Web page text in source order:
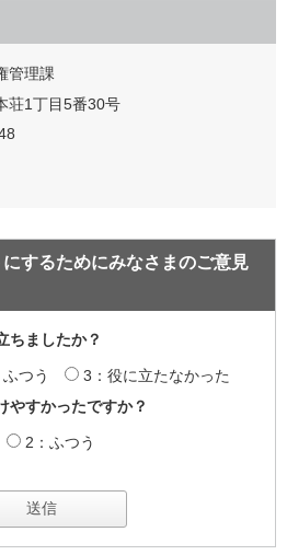
管理課
荘1丁目5番30号
するためにみなさまのご意見
ちましたか？
つう
3：役に立たなかった
やすかったですか？
2：ふつう